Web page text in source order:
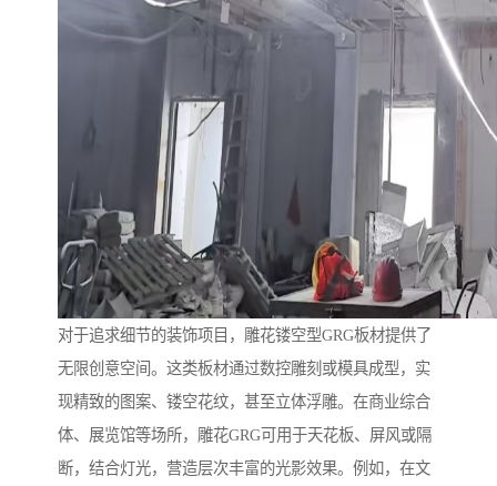
对于追求细节的装饰项目，雕花镂空型GRG板材提供了
无限创意空间。这类板材通过数控雕刻或模具成型，实
现精致的图案、镂空花纹，甚至立体浮雕。在商业综合
体、展览馆等场所，雕花GRG可用于天花板、屏风或隔
断，结合灯光，营造层次丰富的光影效果。例如，在文